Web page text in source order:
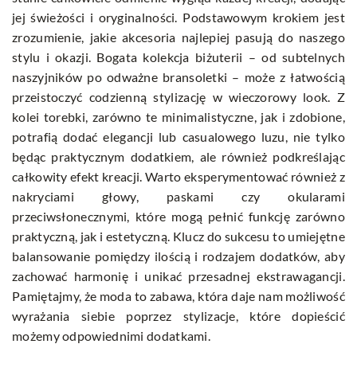
jej świeżości i oryginalności. Podstawowym krokiem jest
zrozumienie, jakie akcesoria najlepiej pasują do naszego
stylu i okazji. Bogata kolekcja biżuterii – od subtelnych
naszyjników po odważne bransoletki – może z łatwością
przeistoczyć codzienną stylizację w wieczorowy look. Z
kolei torebki, zarówno te minimalistyczne, jak i zdobione,
potrafią dodać elegancji lub casualowego luzu, nie tylko
będąc praktycznym dodatkiem, ale również podkreślając
całkowity efekt kreacji. Warto eksperymentować również z
nakryciami głowy, paskami czy okularami
przeciwsłonecznymi, które mogą pełnić funkcję zarówno
praktyczną, jak i estetyczną. Klucz do sukcesu to umiejętne
balansowanie pomiędzy ilością i rodzajem dodatków, aby
zachować harmonię i unikać przesadnej ekstrawagancji.
Pamiętajmy, że moda to zabawa, która daje nam możliwość
wyrażania siebie poprzez stylizacje, które dopieścić
możemy odpowiednimi dodatkami.